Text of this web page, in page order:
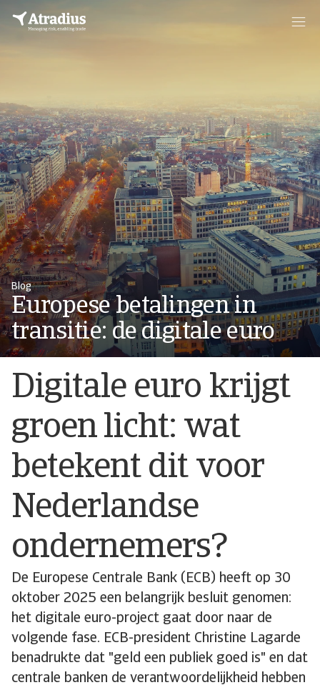
Blog
Europese betalingen in
transitie: de digitale euro
Digitale euro krijgt
groen licht: wat
betekent dit voor
Nederlandse
ondernemers?
De Europese Centrale Bank (ECB) heeft op 30
oktober 2025 een belangrijk besluit genomen:
het digitale euro-project gaat door naar de
volgende fase. ECB-president Christine Lagarde
benadrukte dat "geld een publiek goed is" en dat
centrale banken de verantwoordelijkheid hebben